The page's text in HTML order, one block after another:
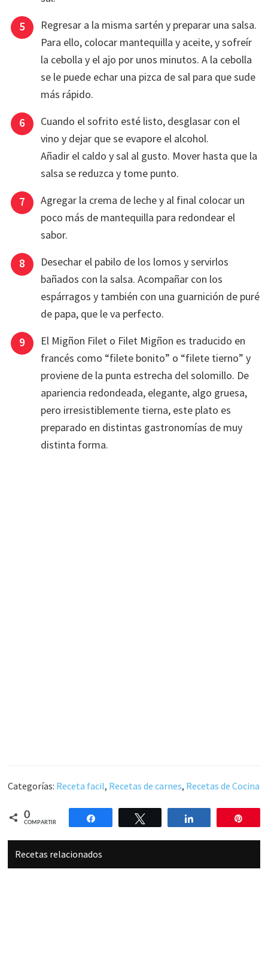
Regresar a la misma sartén y preparar una salsa.
Para ello, colocar mantequilla y aceite, y sofreír
la cebolla y el ajo por unos minutos. A la cebolla
se le puede echar una pizca de sal para que sude
más rápido.
Cuando el sofrito esté listo, desglasar con el
vino y dejar que se evapore el alcohol.
Añadir el caldo y sal al gusto. Mover hasta que la
salsa se reduzca y tome punto.
Agregar la crema de leche y al final colocar un
poco más de mantequilla para redondear el
sabor.
Desechar el pabilo de los lomos y servirlos
bañados con la salsa. Acompañar con los
espárragos y también con una guarnición de puré
de papa, que le va perfecto.
El Migñon Filet o Filet Migñon es traducido en
francés como “filete bonito” o “filete tierno” y
proviene de la punta estrecha del solomillo. De
apariencia redondeada, elegante, algo gruesa,
pero irresistiblemente tierna, este plato es
preparado en distintas gastronomías de muy
distinta forma.
Categorías: Receta facil, Recetas de carnes, Recetas de Cocina
0
COMPARTIR
Compartir Compartir
Recetas relacionados